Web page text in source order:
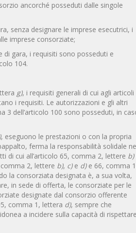
ancorché posseduti dalle singole
senza designare le imprese esecutrici, i
imprese consorziate;
gara, i requisiti sono posseduti e
104.
g), i requisiti generali di cui agli articoli
i requisiti. Le autorizzazioni e gli altri
3 dell’articolo 100 sono posseduti, in
, eseguono le prestazioni o con la propria
ferma la responsabilità solidale
di cui all’articolo 65, comma 2, lettere b)
2, lettere b), c)e d)e 66, comma
la consorziata designata è, a sua volta,
in sede di offerta, le consorziate per le
designate dal consorzio offerente
comma 1, lettera d), sempre che
a incidere sulla capacità di rispettare